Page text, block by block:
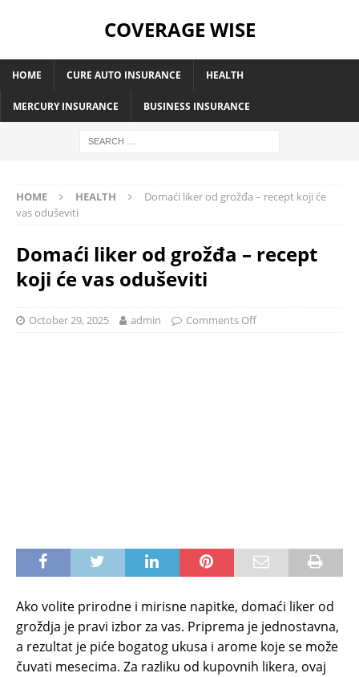
COVERAGE WISE
HOME CURE AUTO INSURANCE HEALTH
MERCURY INSURANCE BUSINESS INSURANCE
HOME HEALTH
Domaći liker od grožđa – recept koji će
vas oduševiti
Domaći liker od grožđa – recept
koji će vas oduševiti
October 29, 2025 admin Comments Off
Ako volite prirodne i mirisne napitke, domaći liker od
groždja je pravi izbor za vas. Priprema je jednostavna,
a rezultat je piće bogatog ukusa i arome koje se može
čuvati mesecima. Za razliku od kupovnih likera, ovaj